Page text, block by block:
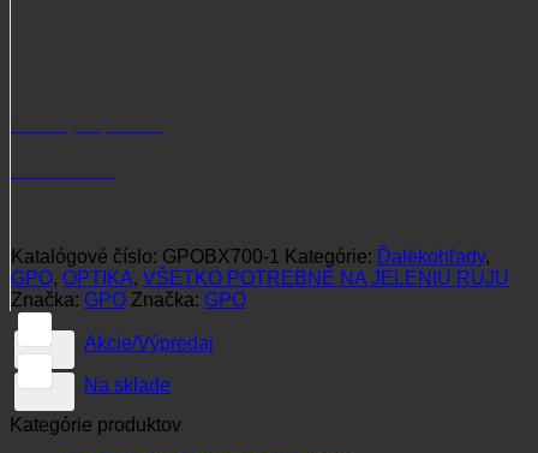
Katalógové číslo: GPOBX700-1 Kategórie: Ďalekohľady,
GPO, OPTIKA, VŠETKO POTREBNÉ NA JELENIU RUJU
Značka: GPO Značka: GPO
Akcie/Výpredaj
Na sklade
Kategórie produktov